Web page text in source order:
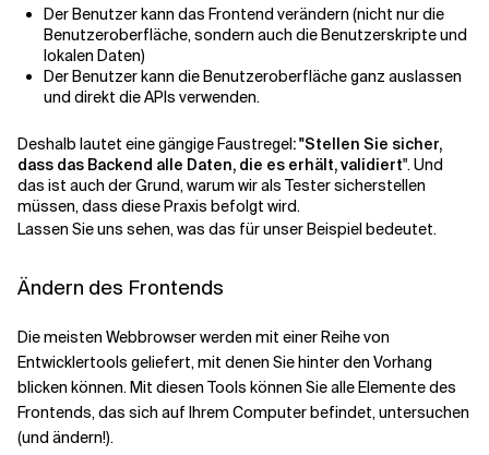
Der Benutzer kann das Frontend verändern (nicht nur die
Benutzeroberfläche, sondern auch die Benutzerskripte und
lokalen Daten)
Der Benutzer kann die Benutzeroberfläche ganz auslassen
und direkt die APIs verwenden.
Deshalb lautet eine gängige Faustregel: "Stellen Sie sicher,
dass das Backend alle Daten, die es erhält, validiert". Und
das ist auch der Grund, warum wir als Tester sicherstellen
müssen, dass diese Praxis befolgt wird.
Lassen Sie uns sehen, was das für unser Beispiel bedeutet.
Ändern des Frontends
Die meisten Webbrowser werden mit einer Reihe von
Entwicklertools geliefert, mit denen Sie hinter den Vorhang
blicken können. Mit diesen Tools können Sie alle Elemente des
Frontends, das sich auf Ihrem Computer befindet, untersuchen
(und ändern!).